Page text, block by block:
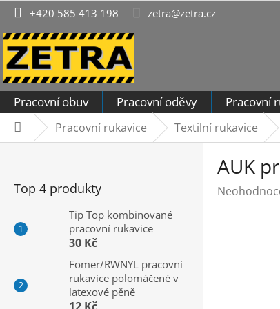
Přejít
na
obsah
+420 585 413 198 zetra@zetra.cz
Pracovní obuv Pracovní oděvy Pracovní
DomůPracovní rukavice Textilní rukavice
Top 4 produkty
Tip Top kombinované
pracovní rukavice
30 Kč
Fomer/RWNYL pracovní
rukavice polomáčené v
latexové pěně
AUK
Průměrné